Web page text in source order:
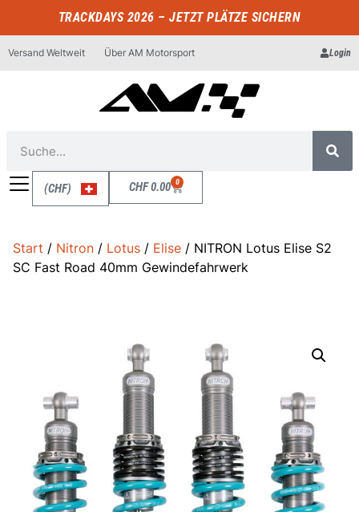
TRACKDAYS 2026 – JETZT PLÄTZE SICHERN
Versand Weltweit Über AM Motorsport Login
(CHF) CHF0.00 0
Start / Nitron / Lotus / Elise / NITRON Lotus Elise S2
SC Fast Road 40mm Gewindefahrwerk